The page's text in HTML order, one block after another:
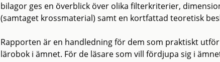
bilagor ges en överblick över olika filterkriterier,
(samtaget krossmaterial) samt en kortfattad teoretisk
Rapporten är en handledning för dem som praktiskt
lärobok i ämnet. För de läsare som vill fördjupa sig i